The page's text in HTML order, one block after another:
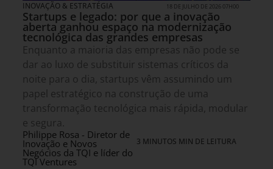
INOVAÇÃO & ESTRATÉGIA 18 DE JULHO DE 2026 07H00
Startups e legado: por que a inovação
aberta ganhou espaço na modernização
tecnológica das grandes empresas
Enquanto a maioria das empresas não pode se
dar ao luxo de substituir sistemas críticos da
noite para o dia, startups vêm assumindo um
papel estratégico na construção de uma
transformação tecnológica mais rápida, modular
e segura.
Philippe Rosa - Diretor de
Inovação e Novos
Negócios da TQI e líder do
TQI Ventures
3 MINUTOS MIN DE LEITURA